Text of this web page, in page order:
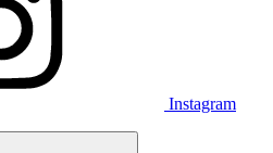
Instagram